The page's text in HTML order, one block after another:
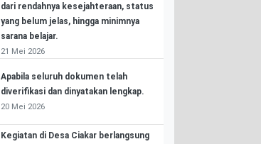
dari rendahnya kesejahteraan, status
yang belum jelas, hingga minimnya
sarana belajar.
21 Mei 2026
Apabila seluruh dokumen telah
diverifikasi dan dinyatakan lengkap.
20 Mei 2026
Kegiatan di Desa Ciakar berlangsung